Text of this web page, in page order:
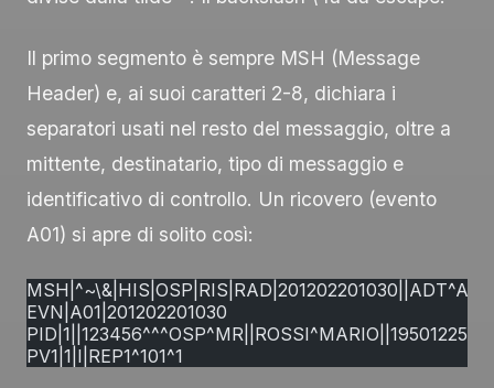
Il primo segmento è sempre MSH (Message
Header) e, ai suoi caratteri 2-8, dichiara i
separatori usati nel resto del messaggio, oltre a
mittente, destinatario, tipo di messaggio e
identificativo di controllo. Un ricovero (evento
A01) si apre di solito così:
EVN|A01|201202201030
PID|1||123456^^^OSP^MR||ROSSI^MARIO||19501225|M
PV1|1|I|REP1^101^1